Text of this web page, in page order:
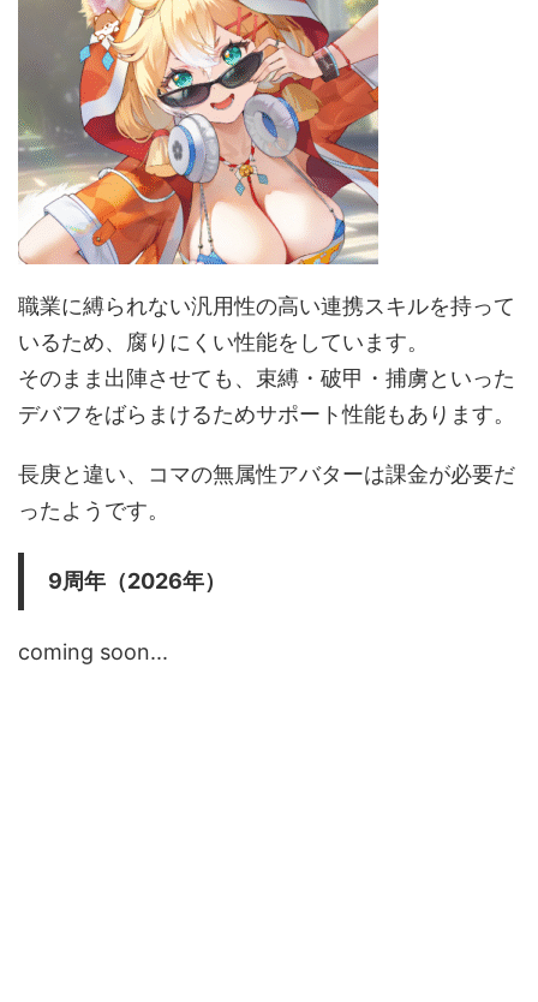
職業に縛られない汎用性の高い連携スキルを持って
いるため、腐りにくい性能をしています。
そのまま出陣させても、束縛・破甲・捕虜といった
デバフをばらまけるためサポート性能もあります。
長庚と違い、コマの無属性アバターは課金が必要だ
ったようです。
9周年（2026年）
coming soon...